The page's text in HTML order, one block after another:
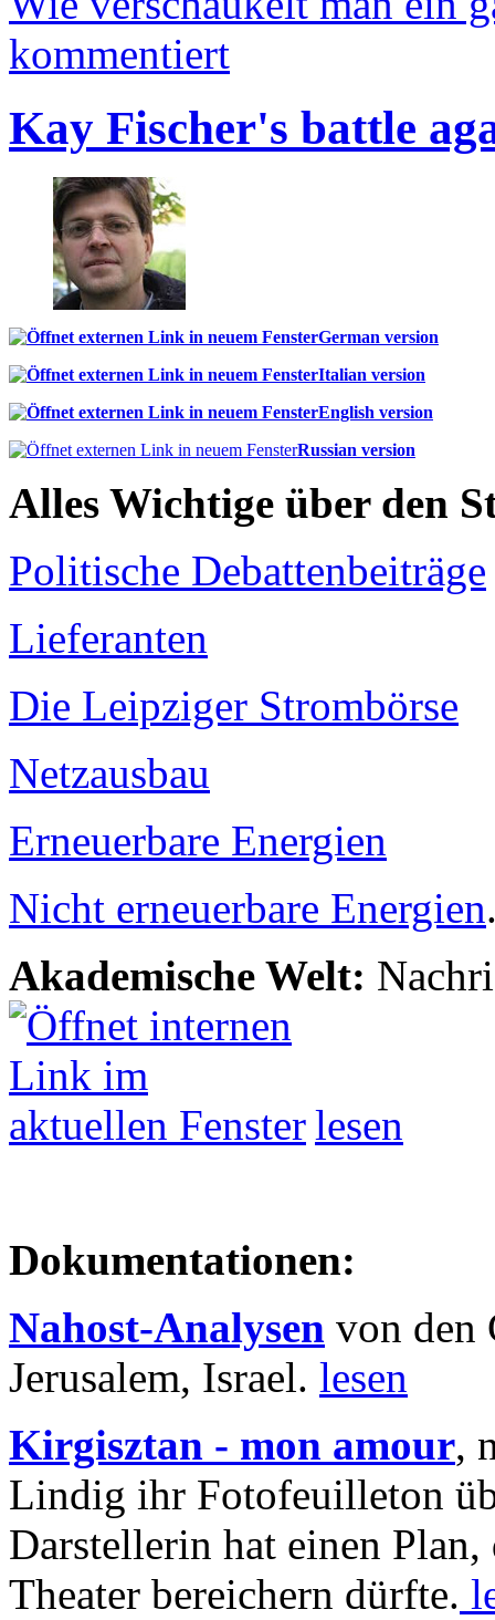
kommentiert
Kay Fischer's battle
German version
Italian version
English version
Russian version
Alles Wichtige über den
Politische Debattenbeiträge
Lieferanten
Die Leipziger Strombörse
Netzausbau
Erneuerbare Energien
Nicht erneuerbare Energien
Akademische Welt:
lesen
Dokumentationen:
Nahost-Analysen von den
Jerusalem, Israel. lesen
Kirgisztan - mon amour,
Lindig ihr Fotofeuilleton
Darstellerin hat einen Plan,
Theater bereichern dürfte.